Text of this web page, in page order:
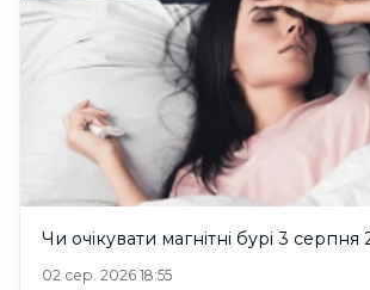
Чи очікувати магнітні бурі 3 серпня
02 сер. 2026 18:55